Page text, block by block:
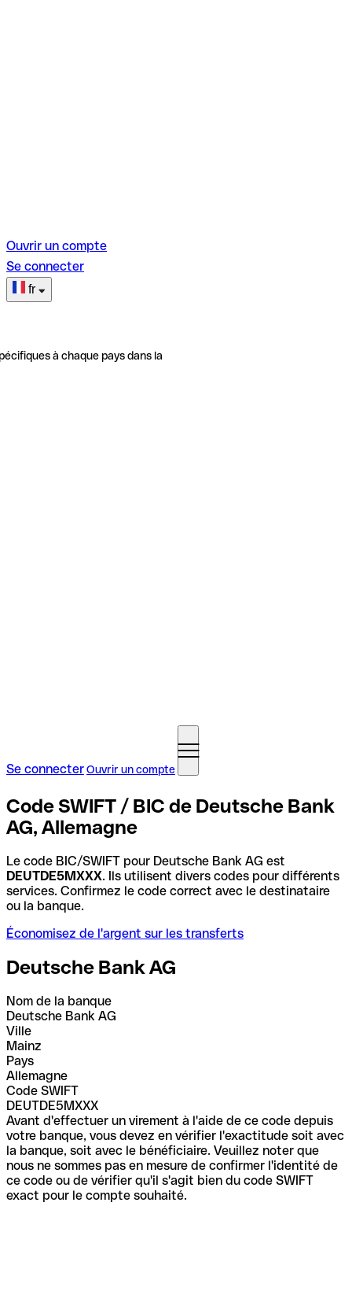
Ouvrir un compte
Se connecter
fr
à chaque pays dans la
Se connecterOuvrir un compte
Code SWIFT / BIC de Deutsche Bank
AG, Allemagne
Le code BIC/SWIFT pour Deutsche Bank AG est
DEUTDE5MXXX. Ils utilisent divers codes pour différents
services. Confirmez le code correct avec le destinataire
ou la banque.
Économisez de l'argent sur les transferts
Deutsche Bank AG
Nom de la banque
Deutsche Bank AG
Ville
Mainz
Pays
Allemagne
Code SWIFT
DEUTDE5MXXX
Avant d'effectuer un virement à l'aide de ce code depuis
votre banque, vous devez en vérifier l'exactitude soit avec
la banque, soit avec le bénéficiaire. Veuillez noter que
nous ne sommes pas en mesure de confirmer l'identité de
ce code ou de vérifier qu'il s'agit bien du code SWIFT
exact pour le compte souhaité.